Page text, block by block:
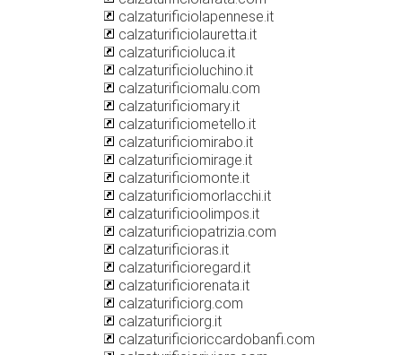
calzaturificiolapennese.it
calzaturificiolauretta.it
calzaturificioluca.it
calzaturificioluchino.it
calzaturificiomalu.com
calzaturificiomary.it
calzaturificiometello.it
calzaturificiomirabo.it
calzaturificiomirage.it
calzaturificiomonte.it
calzaturificiomorlacchi.it
calzaturificioolimpos.it
calzaturificiopatrizia.com
calzaturificioras.it
calzaturificioregard.it
calzaturificiorenata.it
calzaturificiorg.com
calzaturificiorg.it
calzaturificioriccardobanfi.com